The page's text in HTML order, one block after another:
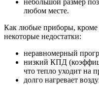
небольшой размер
любом месте.
Как любые приборы,
некоторые недостатки:
неравномерный
низкий КПД
что тепло уходит на
долго нагревает